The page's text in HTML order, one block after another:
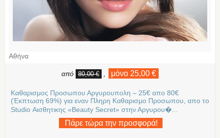
Αθήνα
από 80,00 € μόνο 25,00 €
Καθαρισμος Προσωπου Αργυρουπολη – 25€ απο 80€
(Έκπτωση 69%) για εναν Πληρη Καθαρισμο Προσωπου, απο το
Studio Αισθητικης «Beauty Secret» στην Αργυρου�...
Πάρε τώρα την προσφορά!